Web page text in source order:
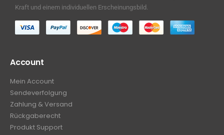
Kraft und einem individuellen Erscheinungsbild.
Account
Mein Account
Sendeverfolgung
Zahlung & Versand
Rückgaberecht
Produkt Support